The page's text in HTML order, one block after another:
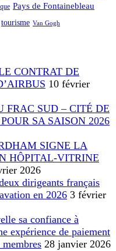
Pays de Fontainebleau
tourisme Van Gogh
CONTRAT DE
10 février
FRAC SUD – CITÉ DE
SA SAISON 2026
SIGNE LA
HÔPITAL-VITRINE
2026
dirigeants français
en 2026 3 février
sa confiance à
expérience de paiement
28 janvier 2026